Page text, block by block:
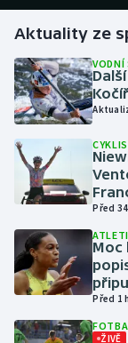
Gymnastika
Házená
Jezdectví
Judo
Krasobruslení
Lezení
Lyže a
Moderní pětiboj
Aktuality ze
VODNÍ
Před
Moc
Před 1
ŽIVĚ